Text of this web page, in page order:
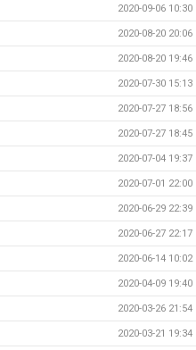
2020-09-06 10:30
2020-08-20 20:06
2020-08-20 19:46
2020-07-30 15:13
2020-07-27 18:56
2020-07-27 18:45
2020-07-04 19:37
2020-07-01 22:00
2020-06-29 22:39
2020-06-27 22:17
2020-06-14 10:02
2020-04-09 19:40
2020-03-26 21:54
2020-03-21 19:34